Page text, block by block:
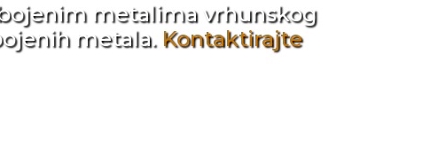
metalima vrhunskog
metala. Kontaktirajte